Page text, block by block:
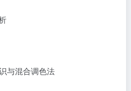
与混合调色法